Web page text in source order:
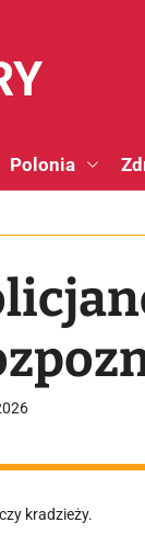
Polonia
kradzieży.